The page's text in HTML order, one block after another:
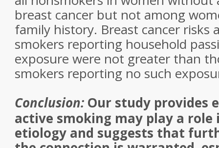
breast cancer but not among
family history. Breast cancer risks
smokers reporting household
exposure were not greater than
smokers reporting no such
Conclusion: Our study provides
active smoking may play a role
etiology and suggests that